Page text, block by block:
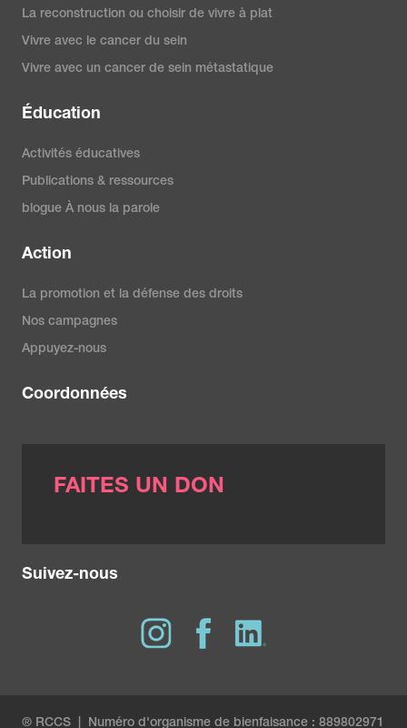
La reconstruction ou choisir de vivre à plat
Vivre avec le cancer du sein
Vivre avec un cancer de sein métastatique
Éducation
Activités éducatives
Publications & ressources
blogue À nous la parole
Action
La promotion et la défense des droits
Nos campagnes
Appuyez-nous
Coordonnées
FAITES UN DON
Suivez-nous
® RCCS | Numéro d'organisme de bienfaisance : 889802971